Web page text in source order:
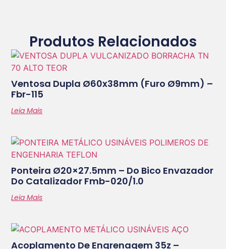
Produtos Relacionados
Ventosa Dupla Ø60x38mm (furo Ø9mm) –
Fbr-115
Leia Mais
Ponteira Ø20×27.5mm – Do Bico Envazador
Do Catalizador Fmb-020/1.0
Leia Mais
Acoplamento De Engrenagem 35z –